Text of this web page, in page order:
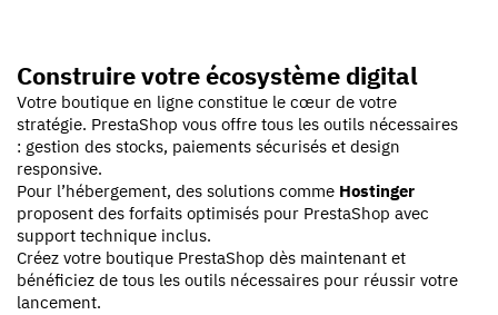
Construire votre écosystème digital
Votre boutique en ligne constitue le cœur de votre
stratégie. PrestaShop vous offre tous les outils nécessaires
: gestion des stocks, paiements sécurisés et design
responsive.
Pour l’hébergement, des solutions comme Hostinger
proposent des forfaits optimisés pour PrestaShop avec
support technique inclus.
Créez votre boutique PrestaShop dès maintenant et
bénéficiez de tous les outils nécessaires pour réussir votre
lancement.